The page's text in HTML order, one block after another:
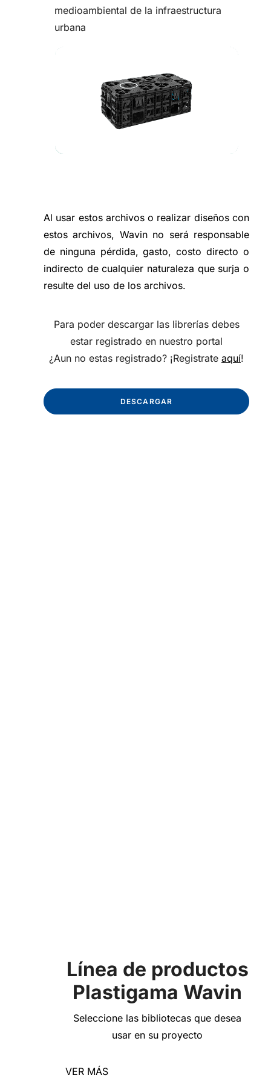
medioambiental de la infraestructura
urbana
Al usar estos archivos o realizar diseños con
estos archivos, Wavin no será responsable
de ninguna pérdida, gasto, costo directo o
indirecto de cualquier naturaleza que surja o
resulte del uso de los archivos.
Para poder descargar las librerías debes
estar registrado en nuestro portal
¿Aun no estas registrado? ¡Registrate aquí!
DESCARGAR
Línea de productos
Plastigama Wavin
Seleccione las bibliotecas que desea
usar en su proyecto
VER MÁS